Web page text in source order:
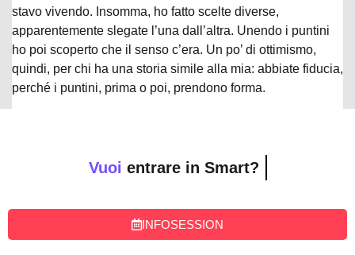
stavo vivendo. Insomma, ho fatto scelte diverse,
apparentemente slegate l’una dall’altra. Unendo i puntini
ho poi scoperto che il senso c’era. Un po’ di ottimismo,
quindi, per chi ha una storia simile alla mia: abbiate fiducia,
perché i puntini, prima o poi, prendono forma.
Vuoi entrare in Smart?
INFOSESSION